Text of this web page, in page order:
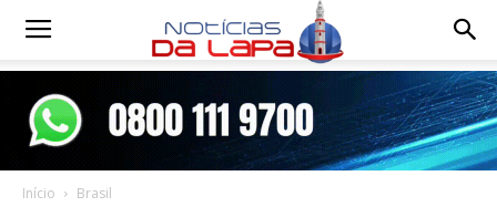
Notícias
Início Brasil